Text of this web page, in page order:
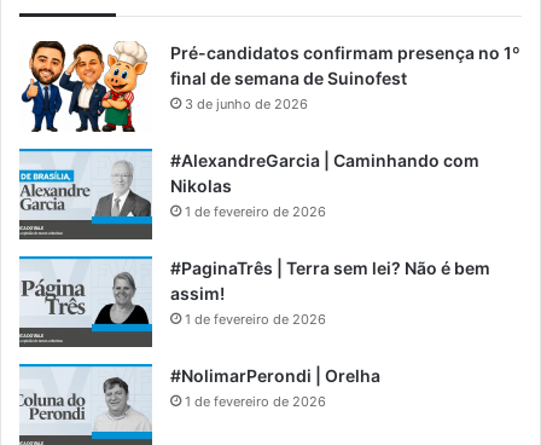
Pré-candidatos confirmam presença no 1º
final de semana de Suinofest
3 de junho de 2026
#AlexandreGarcia | Caminhando com
Nikolas
1 de fevereiro de 2026
#PaginaTrês | Terra sem lei? Não é bem
assim!
1 de fevereiro de 2026
#NolimarPerondi | Orelha
1 de fevereiro de 2026